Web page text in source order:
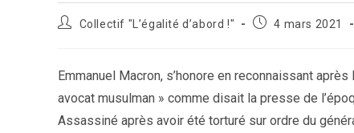
Auteur/autrice
Collectif "L’égalité d’abord !"
Publication
4 mars 2021
Emmanuel Macron, s’honore en reconnaissant
avocat musulman » comme disait la presse de
Assassiné après avoir été torturé sur ordre du